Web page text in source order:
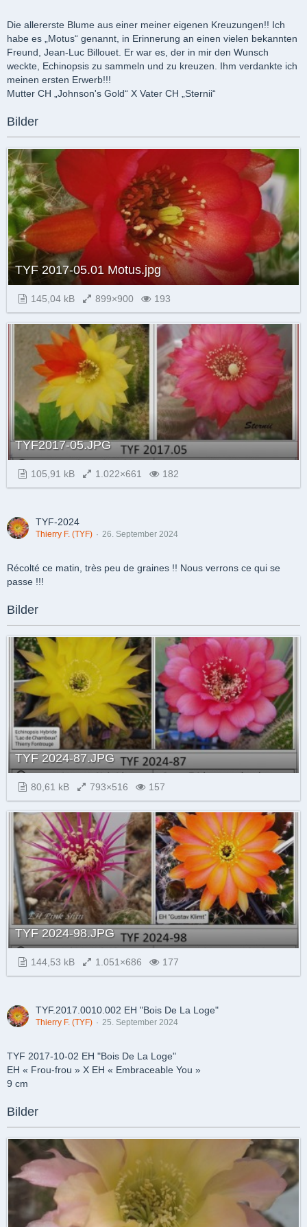
Die allererste Blume aus einer meiner eigenen Kreuzungen!! Ich
habe es „Motus“ genannt, in Erinnerung an einen vielen bekannten
Freund, Jean-Luc Billouet. Er war es, der in mir den Wunsch
weckte, Echinopsis zu sammeln und zu kreuzen. Ihm verdankte ich
meinen ersten Erwerb!!!
Mutter CH „Johnson's Gold“ X Vater CH „Sternii“
Bilder
TYF 2017-05.01 Motus.jpg
145,04 kB 899×900 193
TYF2017-05.JPG
105,91 kB 1.022×661 182
TYF-2024
Thierry F. (TYF) 26. September 2024
Récolté ce matin, très peu de graines !! Nous verrons ce qui se
passe !!!
Bilder
TYF 2024-87.JPG
80,61 kB 793×516 157
TYF 2024-98.JPG
144,53 kB 1.051×686 177
TYF.2017.0010.002 EH "Bois De La Loge"
Thierry F. (TYF) 25. September 2024
TYF 2017-10-02 EH "Bois De La Loge"
EH « Frou-frou » X EH « Embraceable You »
9 cm
Bilder